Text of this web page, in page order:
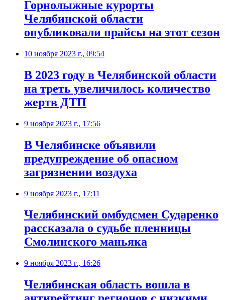
Горнолыжные курорты
Челябинской области
опубликовали прайсы на этот сезон
10 ноября 2023 г., 09:54
В 2023 году в Челябинской области
на треть увеличилось количество
жертв ДТП
9 ноября 2023 г., 17:56
В Челябинске объявили
предупреждение об опасном
загрязнении воздуха
9 ноября 2023 г., 17:11
Челябинский омбудсмен Сударенко
рассказала о судьбе пленницы
Смолинского маньяка
9 ноября 2023 г., 16:26
Челябинская область вошла в